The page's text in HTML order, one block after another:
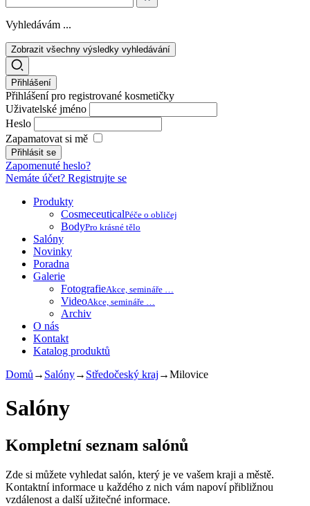
Vyhledávám ...
Zobrazit všechny výsledky vyhledávání
Přihlášení
Přihlášení pro registrované kosmetičky
Uživatelské jméno
Heslo
Zapamatovat si mě
Zapomenuté heslo?
Nemáte účet? Registrujte se
Produkty
CosmeceuticalPéče o obličej
BodyPro krásné tělo
Salóny
Novinky
Poradna
Galerie
FotografieAkce, semináře …
VideoAkce, semináře …
Archiv
O nás
Kontakt
Katalog produktů
Domů → Salóny→ Středočeský kraj →Milovice
Salóny
Kompletní seznam salónů
Zde si můžete vyhledat salón, který je ve vašem kraji a městě.
Kontaktní informace u každého z nich vám napoví přibližnou
vzdálenost a další užitečné informace.